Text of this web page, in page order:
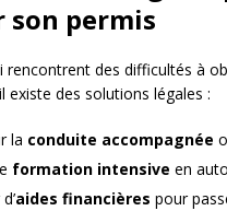
permis
rencontrent des difficultés à
existe des solutions légales :
la conduite accompagnée
formation intensive en
aides financières pour